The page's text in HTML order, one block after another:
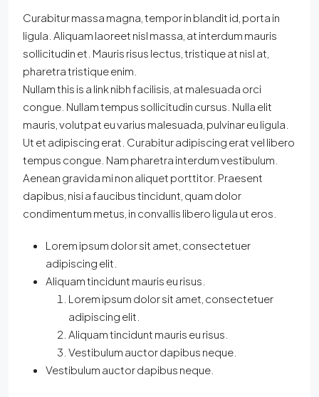
Curabitur massa magna, tempor in blandit id, porta in
ligula. Aliquam laoreet nisl massa, at interdum mauris
sollicitudin et. Mauris risus lectus, tristique at nisl at,
pharetra tristique enim.
Nullam this is a link nibh facilisis, at malesuada orci
congue. Nullam tempus sollicitudin cursus. Nulla elit
mauris, volutpat eu varius malesuada, pulvinar eu ligula.
Ut et adipiscing erat. Curabitur adipiscing erat vel libero
tempus congue. Nam pharetra interdum vestibulum.
Aenean gravida mi non aliquet porttitor. Praesent
dapibus, nisi a faucibus tincidunt, quam dolor
condimentum metus, in convallis libero ligula ut eros.
Lorem ipsum dolor sit amet, consectetuer
adipiscing elit.
Aliquam tincidunt mauris eu risus.
Lorem ipsum dolor sit amet, consectetuer
adipiscing elit.
Aliquam tincidunt mauris eu risus.
Vestibulum auctor dapibus neque.
Vestibulum auctor dapibus neque.